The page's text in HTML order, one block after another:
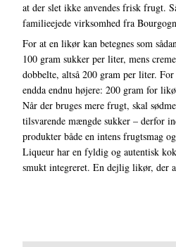
at der slet ikke anvendes frisk frugt.
familieejede virksomhed fra
For at en likør kan betegnes som
100 gram sukker per liter, mens
dobbelte, altså 200 gram per liter.
endda endnu højere: 200 gram for
Når der bruges mere frugt, skal
tilsvarende mængde sukker – derfor
produkter både en intens frugtsmag
Liqueur har en fyldig og autentisk
smukt integreret. En dejlig likør, der